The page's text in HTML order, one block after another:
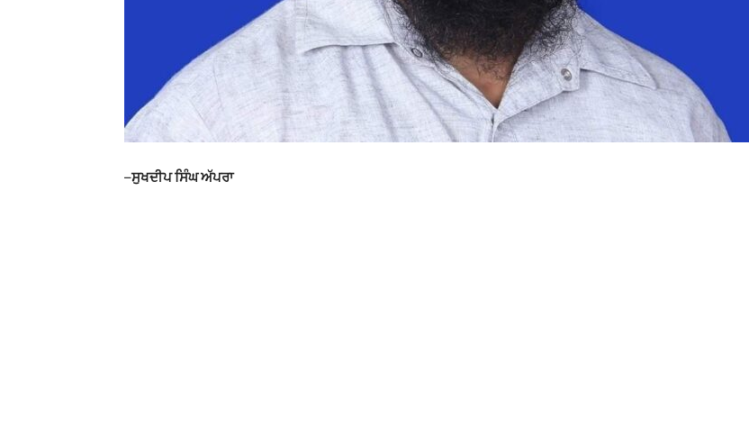
–ਸੁਖਦੀਪ ਸਿੰਘ ਅੱਪਰਾ